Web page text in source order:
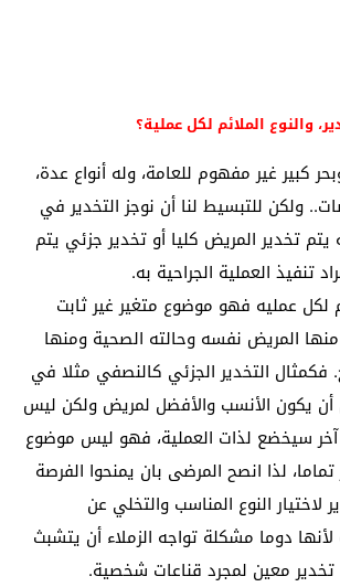
والنوع الملائم لكل عملية؟
كبير غير مفهوم للعامة، وله أنواع عدة،
ولكن للتبسيط لنا أن نوجز التخدير في
تخدير المريض كليا أو تخدير جزئي يتم
تنفيذ العملية الجراحية به.
لكل عمليه فهو موضوع متغير غير ثابت
المريض نفسه وحالته الصحية ومنها
فكمثال التخدير الجزئي كالنصفي مثلا في
يكون الأنسب والأفضل لمريض ولكن ليس
سيخضع لذات العملية، فهو ليس موضوع
لذا انصح المرضى بان يمنحوا الفرصة
لاختيار النوع المناسب والتخلي عن
دوما مشكلة تواجه الزملاء أن يتشبث
تخدير معين لمجرد قناعات شخصية.